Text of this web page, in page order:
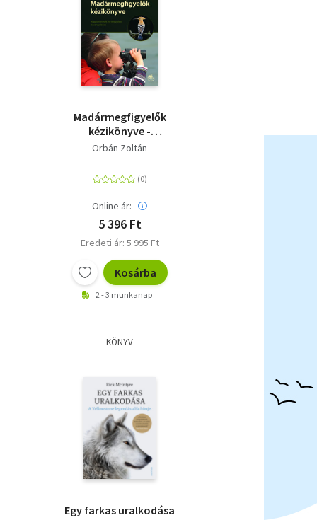
Madármegfigyelők
kézikönyve -
Alapismeretek és
barangolások
Orbán Zoltán
Online ár:
5 396 Ft
Eredeti ár: 5 995 Ft
Kosárba
2 - 3 munkanap
KÖNYV
Egy farkas uralkodása